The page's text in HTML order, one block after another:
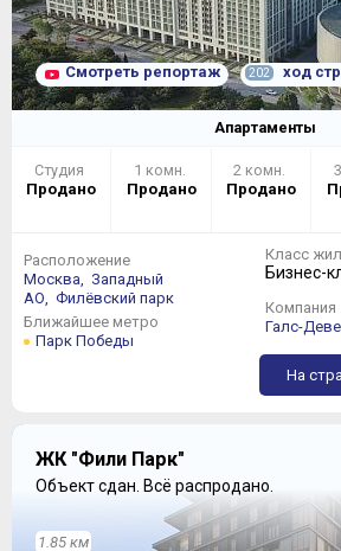
Смотреть репортаж 202 ход
Апартаменты
Студия
Продано
1 комн.
Продано
2 комн.
Продано
Расположение
Москва, Западный
АО, Филёвский парк
Ближайшее метро
Парк Победы
Класс
Бизнес-
Компания
Галс-
На
ЖК "Фили Парк"
Объект сдан. Всё распродано.
1.85 км